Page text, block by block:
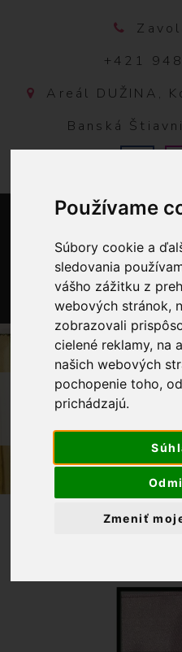
Používame
Súbory cookie a
sledovania
vášho zážitku z
webových stránok,
zobrazovali
cielené reklamy, na
našich webových
pochopenie toho,
prichádzajú.
Zmeniť
+421
Areál DUŽINA,
Banská
OBCHOD
STUHA
6MM-